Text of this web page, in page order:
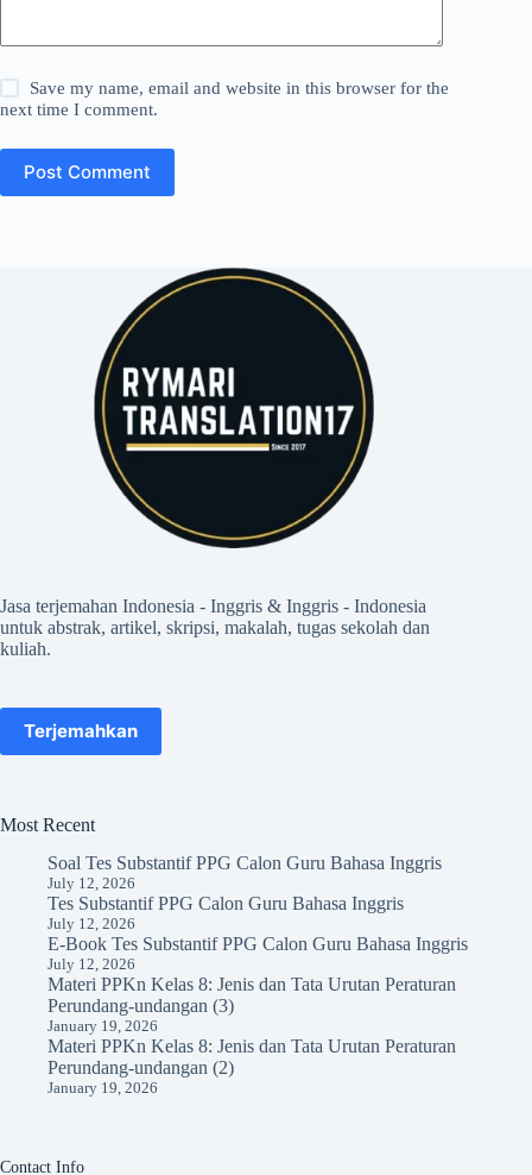
Save my name, email and website in this browser for the
next time I comment.
Post Comment
Jasa terjemahan Indonesia - Inggris & Inggris - Indonesia
untuk abstrak, artikel, skripsi, makalah, tugas sekolah dan
kuliah.
Terjemahkan
Most Recent
Soal Tes Substantif PPG Calon Guru Bahasa Inggris
July 12, 2026
Tes Substantif PPG Calon Guru Bahasa Inggris
July 12, 2026
E-Book Tes Substantif PPG Calon Guru Bahasa Inggris
July 12, 2026
Materi PPKn Kelas 8: Jenis dan Tata Urutan Peraturan
Perundang-undangan (3)
January 19, 2026
Materi PPKn Kelas 8: Jenis dan Tata Urutan Peraturan
Perundang-undangan (2)
January 19, 2026
Contact Info